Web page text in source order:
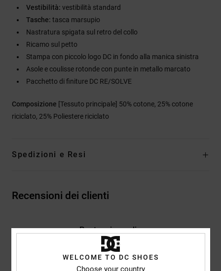
Vestibilità: vestibilità standard
Tasche: tasca marsupio
Nastratura spigata sul retro del collo
Ricamo sul petto
Stampa con piccolo logo DC in fondo alla manica sinistra
Asole e coulisse rotonde con punte in metallo marcato
Pacchetto di finiture DC RE/SOLVE
Composizione [Tessuto principale] 50% cotone, 25% cotone
riciclato, 25% Poliestere riciclato
Spedizioni e Resi
Recensioni dei clienti
Punteggio medio
4.0/5
WELCOME TO DC SHOES
Choose your country